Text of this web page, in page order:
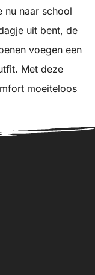
nu naar school
uit bent, de
voegen een
Met deze
moeiteloos